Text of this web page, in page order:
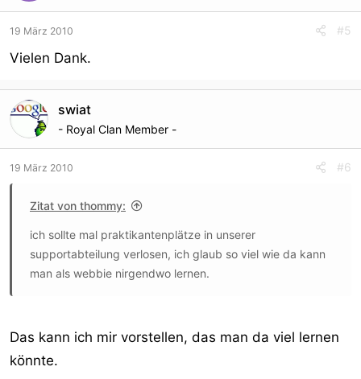
19 März 2010 #5
Vielen Dank.
swiat
- Royal Clan Member -
19 März 2010 #6
Zitat von thommy:
ich sollte mal praktikantenplätze in unserer
supportabteilung verlosen, ich glaub so viel wie da kann
man als webbie nirgendwo lernen.
Das kann ich mir vorstellen, das man da viel lernen
könnte.